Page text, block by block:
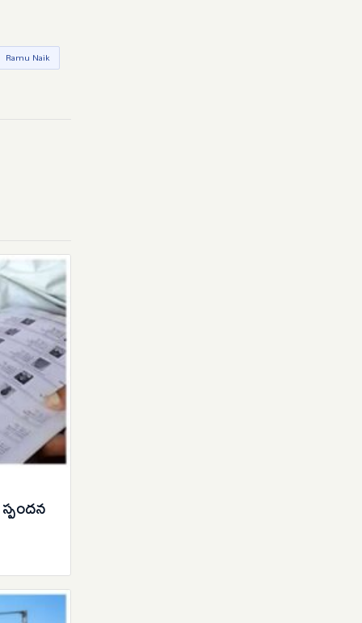
Ramu Naik